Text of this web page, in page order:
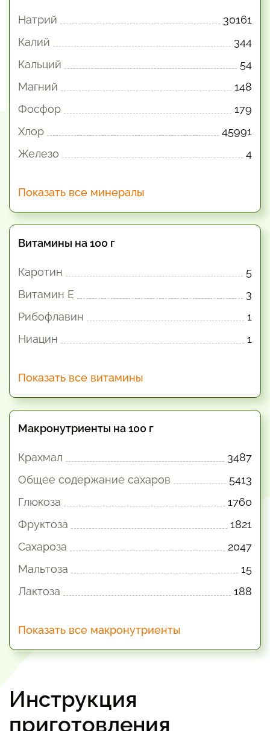
Натрий
30161
Калий
344
Кальций
54
Магний
148
Фосфор
179
Хлор
45991
Железо
4
Показать все минералы
Витамины на 100 г
Каротин
5
Витамин E
3
Рибофлавин
1
Ниацин
1
Показать все витамины
Макронутриенты на 100 г
Крахмал
3487
Общее содержание сахаров
5413
Глюкоза
1760
Фруктоза
1821
Сахароза
2047
Мальтоза
15
Лактоза
188
Показать все макронутриенты
Инструкция
приготовления